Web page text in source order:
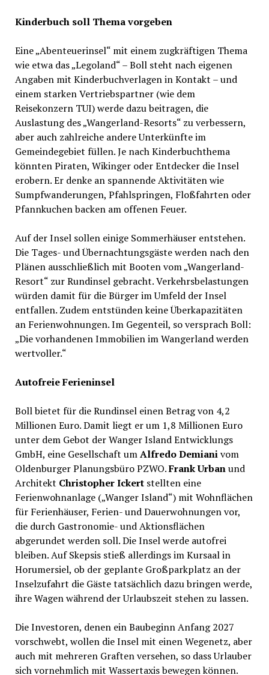
Kinderbuch soll Thema vorgeben
Eine „Abenteuerinsel“ mit einem zugkräftigen Thema
wie etwa das „Legoland“ – Boll steht nach eigenen
Angaben mit Kinderbuchverlagen in Kontakt – und
einem starken Vertriebspartner (wie dem
Reisekonzern TUI) werde dazu beitragen, die
Auslastung des „Wangerland-Resorts“ zu verbessern,
aber auch zahlreiche andere Unterkünfte im
Gemeindegebiet füllen. Je nach Kinderbuchthema
könnten Piraten, Wikinger oder Entdecker die Insel
erobern. Er denke an spannende Aktivitäten wie
Sumpfwanderungen, Pfahlspringen, Floßfahrten oder
Pfannkuchen backen am offenen Feuer.
Auf der Insel sollen einige Sommerhäuser entstehen.
Die Tages- und Übernachtungsgäste werden nach den
Plänen ausschließlich mit Booten vom „Wangerland-
Resort“ zur Rundinsel gebracht. Verkehrsbelastungen
würden damit für die Bürger im Umfeld der Insel
entfallen. Zudem entstünden keine Überkapazitäten
an Ferienwohnungen. Im Gegenteil, so versprach Boll:
„Die vorhandenen Immobilien im Wangerland werden
wertvoller.“
Autofreie Ferieninsel
Boll bietet für die Rundinsel einen Betrag von 4,2
Millionen Euro. Damit liegt er um 1,8 Millionen Euro
unter dem Gebot der Wanger Island Entwicklungs
GmbH, eine Gesellschaft umAlfredo Demianivom
Oldenburger Planungsbüro PZWO.Frank Urbanund
Architekt Christopher Ickertstellten eine
Ferienwohnanlage („Wanger Island“) mit Wohnflächen
für Ferienhäuser, Ferien- und Dauerwohnungen vor,
die durch Gastronomie- und Aktionsflächen
abgerundet werden soll. Die Insel werde autofrei
bleiben. Auf Skepsis stieß allerdings im Kursaal in
Horumersiel, ob der geplante Großparkplatz an der
Inselzufahrt die Gäste tatsächlich dazu bringen werde,
ihre Wagen während der Urlaubszeit stehen zu lassen.
Die Investoren, denen ein Baubeginn Anfang 2027
vorschwebt, wollen die Insel mit einen Wegenetz, aber
auch mit mehreren Graften versehen, so dass Urlauber
sich vornehmlich mit Wassertaxis bewegen können.